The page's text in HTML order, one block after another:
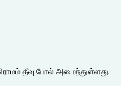
தீவு போல் அமைந்துள்ளது.